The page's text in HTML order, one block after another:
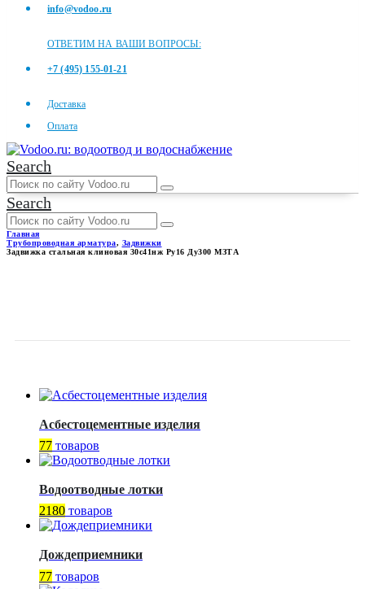
info@vodoo.ru
ОТВЕТИМ НА ВАШИ ВОПРОСЫ:
+7 (495) 155-01-21
Доставка
Оплата
Search
Search
Главная
Трубопроводная арматура, Задвижки
Задвижка стальная клиновая 30с41нж Ру16 Ду300 МЗТА
Асбестоцементные изделия
77 товаров
Водоотводные лотки
2180 товаров
Дождеприемники
77 товаров